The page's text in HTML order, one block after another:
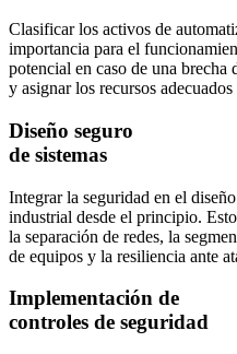
Clasificar los activos de
importancia para el
potencial en caso de una
y asignar los recursos
Diseño seguro
de sistemas
Integrar la seguridad en el
industrial desde el principio.
la separación de redes, la
de equipos y la resiliencia ante
Implementación de
controles de seguridad